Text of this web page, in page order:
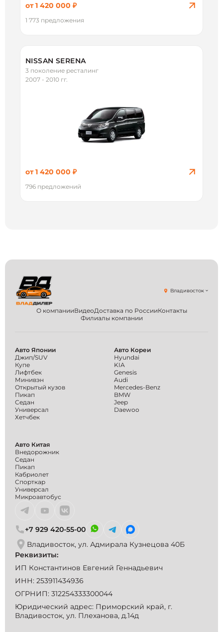
от 1 420 000 ₽
1 773 предложения
NISSAN SERENA
3 поколение ресталинг
2007 - 2010 гг.
от 1 420 000 ₽
796 предложений
О компанииВидеоДоставка по РоссииКонтакты
Филиалы компании
Владивосток
+7 929 420-55-00
Владивосток, ул. Адмирала Кузнецова 40Б
Реквизиты:
ИП Константинов Евгений Геннадьевич
ИНН: 253911434936
ОГРНИП: 312254333300044
Юридический адрес: Приморский край, г.
Владивосток, ул. Плеханова, д.14д
Авто Японии
Джип/SUV
Купе
Лифтбек
Минивэн
Открытый кузов
Пикап
Седан
Универсал
Хетчбек
Авто Кореи
Hyundai
KIA
Genesis
Audi
Mercedes-Benz
BMW
Jeep
Daewoo
Авто Китая
Внедорожник
Седан
Пикап
Кабриолет
Спорткар
Универсал
Микроавтобус